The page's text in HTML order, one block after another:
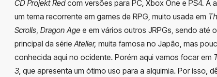
CD Projekt Redcom versões para PC, Xbox One e PS4. A
um tema recorrente em games de RPG, muito usada em
Scrolls, Dragon Age e em vários outros JRPGs, sendo até
principal da sérieAtelier, muita famosa no Japão, mas
conhecida aqui no ocidente. Porém aqui vamos focar em
3, que apresenta um ótimo uso para a alquimia. Por isso,